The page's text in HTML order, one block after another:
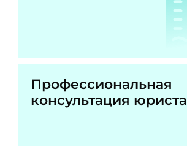
Профессиональная
консультация юриста